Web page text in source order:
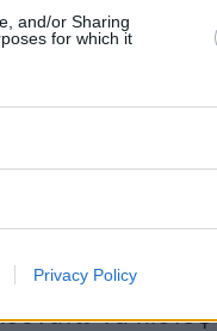
and/or Sharing
for which it
Privacy Policy
συγκάλυψη και
ποιος τον
και είπατε
εάν
συκοφαντία και
να